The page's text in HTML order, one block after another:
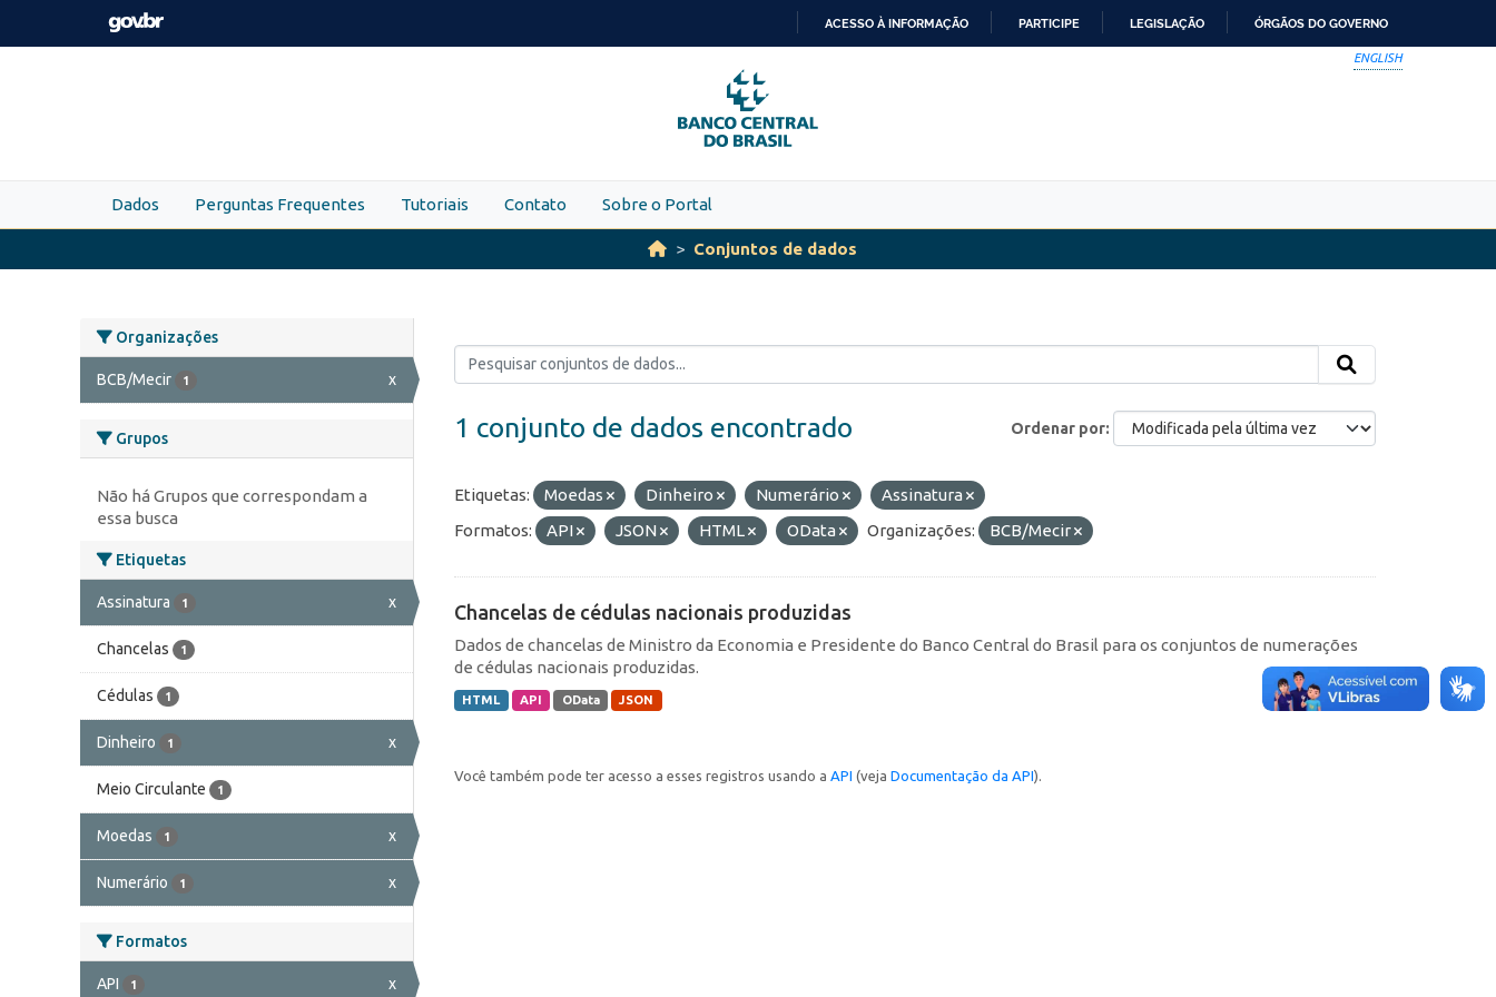
Skip to main content
PARA
O
CONTEÚDO
ACESSO À INFORMAÇÃO PARTICIPE LEGISLAÇÃO ÓRGÃOS DO GOVERNO
ENGLISH
Dados Perguntas Frequentes Tutoriais Contato Sobre o Portal
Conjuntos de dados
Organizações
BCB/Mecir 1 x
Grupos
Não há Grupos que correspondam a
essa busca
Etiquetas
Assinatura 1 x
Chancelas 1
Cédulas 1
Dinheiro 1 x
Meio Circulante 1
Moedas 1 x
Numerário 1 x
Formatos
API 1 x
Ordenar por
1 conjunto de dados encontrado
Etiquetas: Moedas Dinheiro Numerário
Assinatura
Formatos:
API JSON HTML OData Organizações: BCB/Mecir
Chancelas de cédulas nacionais produzidas
Dados de chancelas de Ministro da Economia e Presidente do Banco Central do Brasil para os conjuntos de numerações
de cédulas nacionais produzidas.
HTML API OData JSON
Você também pode ter acesso a esses registros usando a API (veja Documentação da API).